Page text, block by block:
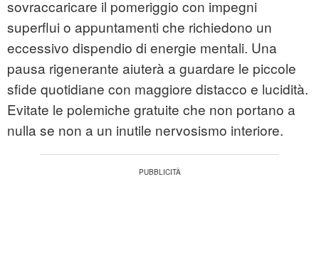
sovraccaricare il pomeriggio con impegni
superflui o appuntamenti che richiedono un
eccessivo dispendio di energie mentali. Una
pausa rigenerante aiuterà a guardare le piccole
sfide quotidiane con maggiore distacco e lucidità.
Evitate le polemiche gratuite che non portano a
nulla se non a un inutile nervosismo interiore.